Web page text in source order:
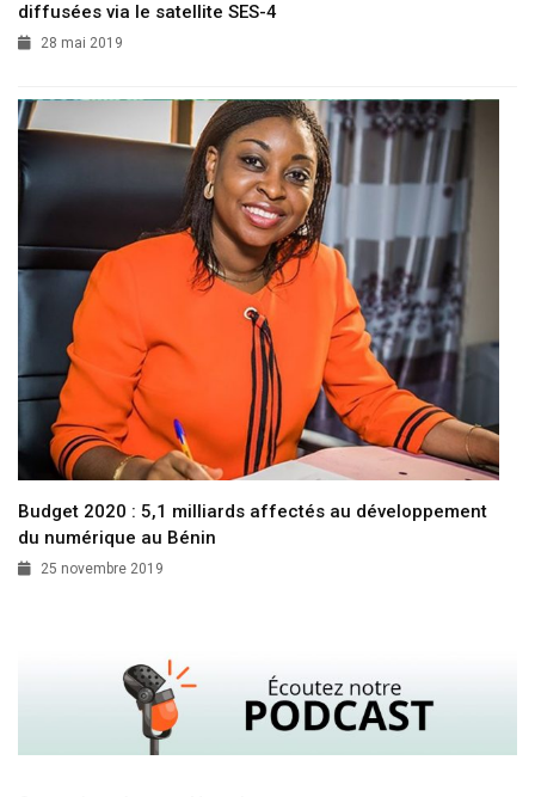
diffusées via le satellite SES-4
28 mai 2019
Budget 2020 : 5,1 milliards affectés au développement
du numérique au Bénin
25 novembre 2019